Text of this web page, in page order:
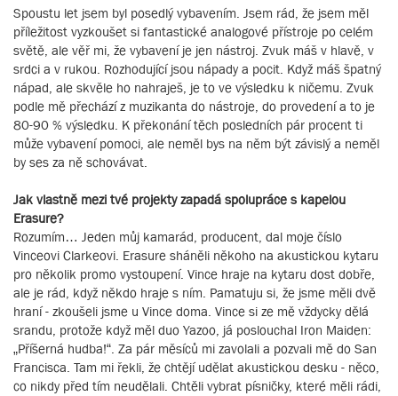
Spoustu let jsem byl posedlý vybavením. Jsem rád, že jsem měl
příležitost vyzkoušet si fantastické analogové přístroje po celém
světě, ale věř mi, že vybavení je jen nástroj. Zvuk máš v hlavě, v
srdci a v rukou. Rozhodující jsou nápady a pocit. Když máš špatný
nápad, ale skvěle ho nahraješ, je to ve výsledku k ničemu. Zvuk
podle mě přechází z muzikanta do nástroje, do provedení a to je
80-90 % výsledku. K překonání těch posledních pár procent ti
může vybavení pomoci, ale neměl bys na něm být závislý a neměl
by ses za ně schovávat.
Jak vlastně mezi tvé projekty zapadá spolupráce s kapelou
Erasure?
Rozumím… Jeden můj kamarád, producent, dal moje číslo
Vinceovi Clarkeovi. Erasure sháněli někoho na akustickou kytaru
pro několik promo vystoupení. Vince hraje na kytaru dost dobře,
ale je rád, když někdo hraje s ním. Pamatuju si, že jsme měli dvě
hraní - zkoušeli jsme u Vince doma. Vince si ze mě vždycky dělá
srandu, protože když měl duo Yazoo, já poslouchal Iron Maiden:
„Příšerná hudba!“. Za pár měsíců mi zavolali a pozvali mě do San
Francisca. Tam mi řekli, že chtějí udělat akustickou desku - něco,
co nikdy před tím neudělali. Chtěli vybrat písničky, které měli rádi,